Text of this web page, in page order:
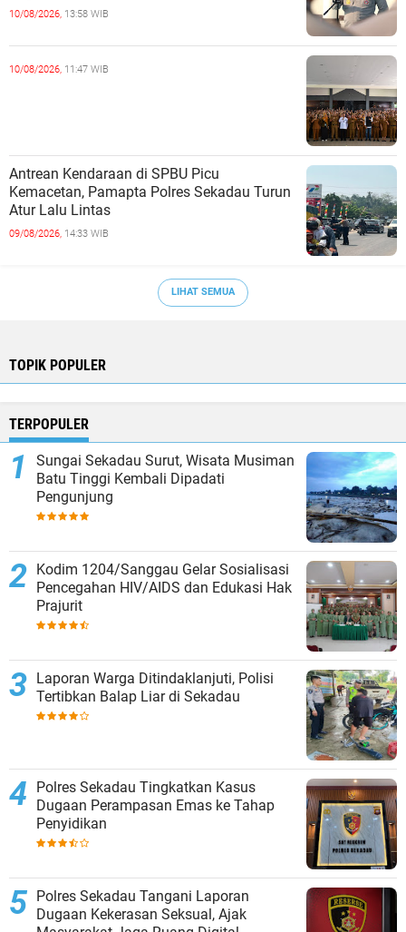
10/08/2026, 13:58 WIB
10/08/2026, 11:47 WIB
Antrean Kendaraan di SPBU Picu
Kemacetan, Pamapta Polres Sekadau Turun
Atur Lalu Lintas
09/08/2026, 14:33 WIB
LIHAT SEMUA
TOPIK POPULER
TERPOPULER
Sungai Sekadau Surut, Wisata Musiman
Batu Tinggi Kembali Dipadati
Pengunjung
Kodim 1204/Sanggau Gelar Sosialisasi
Pencegahan HIV/AIDS dan Edukasi Hak
Prajurit
Laporan Warga Ditindaklanjuti, Polisi
Tertibkan Balap Liar di Sekadau
Polres Sekadau Tingkatkan Kasus
Dugaan Perampasan Emas ke Tahap
Penyidikan
Polres Sekadau Tangani Laporan
Dugaan Kekerasan Seksual, Ajak